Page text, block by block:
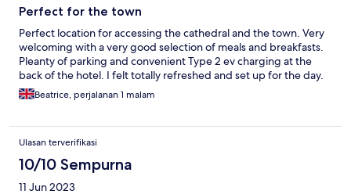
Perfect for the town
Perfect location for accessing the cathedral and the town. Very
welcoming with a very good selection of meals and breakfasts.
Pleanty of parking and convenient Type 2 ev charging at the
back of the hotel. I felt totally refreshed and set up for the day.
Beatrice, perjalanan 1 malam
Ulasan terverifikasi
10/10 Sempurna
11 Jun 2023